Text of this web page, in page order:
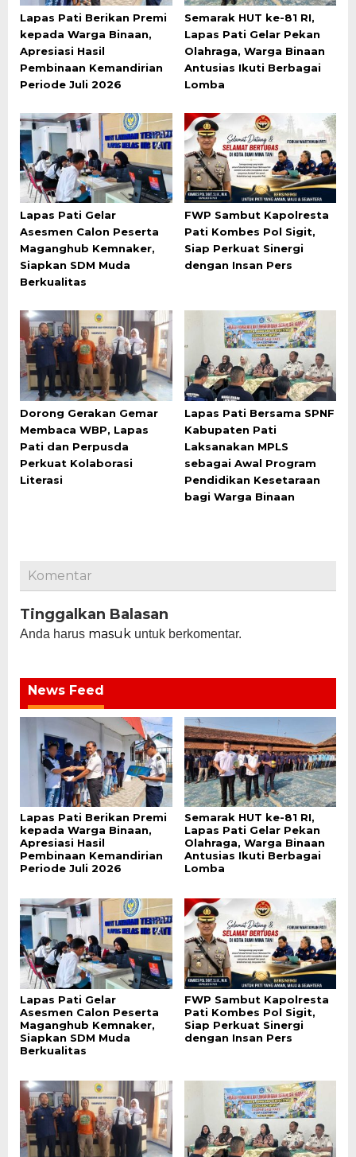
Lapas Pati Berikan Premi
kepada Warga Binaan,
Apresiasi Hasil
Pembinaan Kemandirian
Periode Juli 2026
Semarak HUT ke-81 RI,
Lapas Pati Gelar Pekan
Olahraga, Warga Binaan
Antusias Ikuti Berbagai
Lomba
Lapas Pati Gelar
Asesmen Calon Peserta
Maganghub Kemnaker,
Siapkan SDM Muda
Berkualitas
FWP Sambut Kapolresta
Pati Kombes Pol Sigit,
Siap Perkuat Sinergi
dengan Insan Pers
Dorong Gerakan Gemar
Membaca WBP, Lapas
Pati dan Perpusda
Perkuat Kolaborasi
Literasi
Lapas Pati Bersama SPNF
Kabupaten Pati
Laksanakan MPLS
sebagai Awal Program
Pendidikan Kesetaraan
bagi Warga Binaan
Komentar
Tinggalkan Balasan
Anda harus masuk untuk berkomentar.
News Feed
Lapas Pati Berikan Premi
kepada Warga Binaan,
Apresiasi Hasil
Pembinaan Kemandirian
Periode Juli 2026
Semarak HUT ke-81 RI,
Lapas Pati Gelar Pekan
Olahraga, Warga Binaan
Antusias Ikuti Berbagai
Lomba
Lapas Pati Gelar
Asesmen Calon Peserta
Maganghub Kemnaker,
Siapkan SDM Muda
Berkualitas
FWP Sambut Kapolresta
Pati Kombes Pol Sigit,
Siap Perkuat Sinergi
dengan Insan Pers